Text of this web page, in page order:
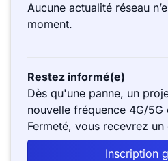
Aucune actualité réseau
moment.
Restez informé(e)
Dès qu'une panne, un
nouvelle fréquence 4G/5G
Fermeté, vous recevrez
Inscription